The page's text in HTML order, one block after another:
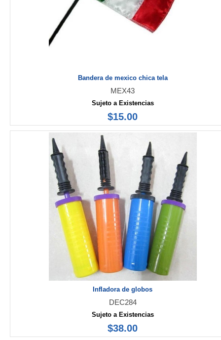
Bandera de mexico chica tela
MEX43
Sujeto a Existencias
$15.00
Infladora de globos
DEC284
Sujeto a Existencias
$38.00